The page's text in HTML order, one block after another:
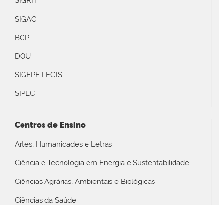
SIGAC
BGP
DOU
SIGEPE LEGIS
SIPEC
Centros de Ensino
Artes, Humanidades e Letras
Ciência e Tecnologia em Energia e Sustentabilidade
Ciências Agrárias, Ambientais e Biológicas
Ciências da Saúde